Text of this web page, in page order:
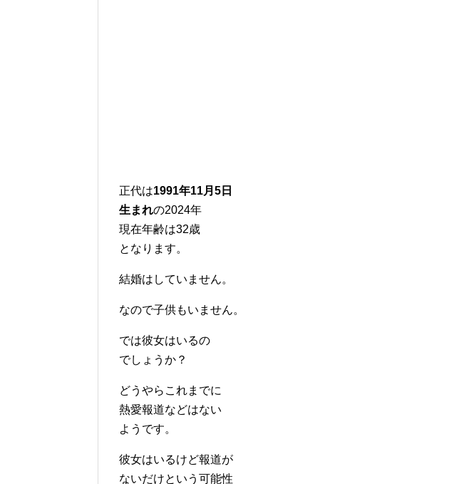
正代は1991年11月5日
生まれの2024年
現在年齢は32歳
となります。
結婚はしていません。
なので子供もいません。
では彼女はいるの
でしょうか？
どうやらこれまでに
熱愛報道などはない
ようです。
彼女はいるけど報道が
ないだけという可能性